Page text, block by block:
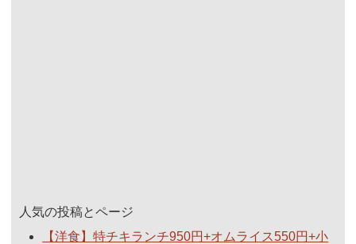
人気の投稿とページ
【洋食】特チキランチ950円+オムライス550円+小